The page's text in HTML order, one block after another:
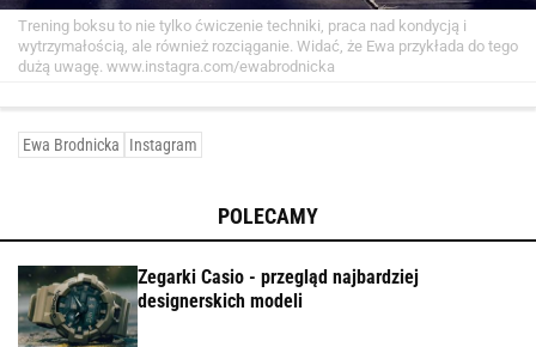
Trening boksu to nie tylko ćwiczenie techniki, praca nad kondycją i
wytrzymałością, ale również rozciąganie. Widać, że Ewa przykłada do tego
dużą uwagę. www.instagra.com/ewabrodnicka
Ewa Brodnicka Instagram
POLECAMY
Zegarki Casio - przegląd najbardziej
designerskich modeli